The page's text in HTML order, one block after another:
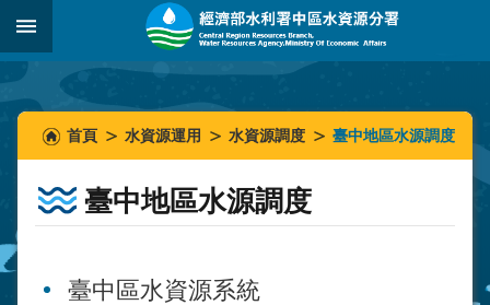
跳到主要內容區塊
:::
::::::
首頁 水資源運用 水資源調度 臺中地區水源調度
臺中地區水源調度
臺中區水資源系統